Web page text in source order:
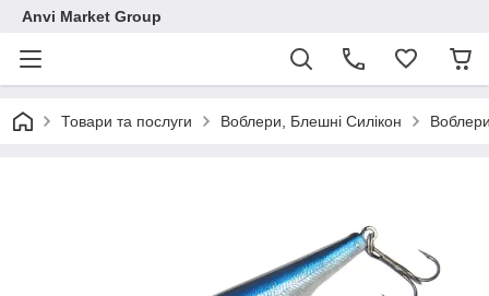
Anvi Market Group
Товари та послуги Воблери, Блешні Силікон